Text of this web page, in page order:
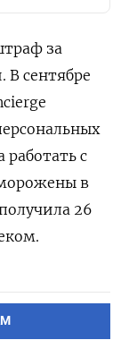
за
В сентябре
с
в
26